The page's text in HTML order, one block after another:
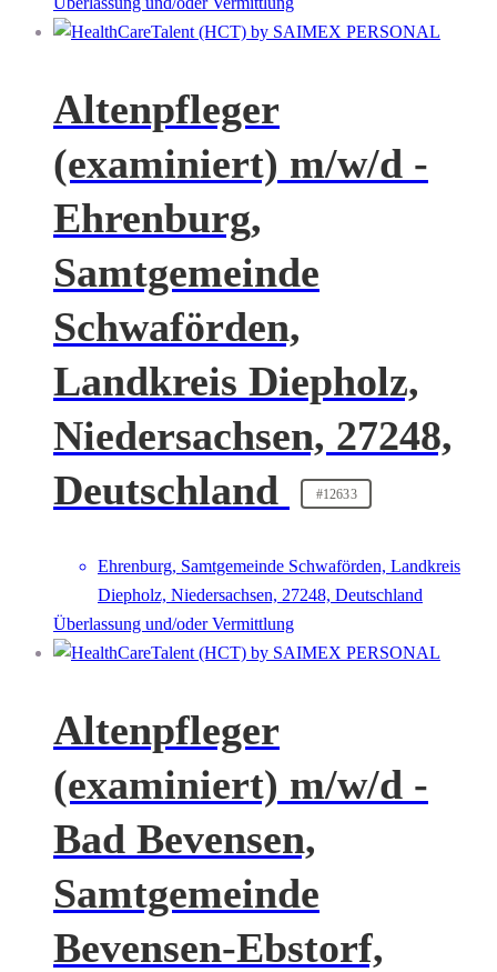
Altenpfleger
(examiniert) m/w/d -
Ehrenburg,
Samtgemeinde
Schwaförden,
Landkreis Diepholz,
Niedersachsen, 27248,
Deutschland
#12633
Ehrenburg, Samtgemeinde Schwaförden, Landkreis
Diepholz, Niedersachsen, 27248, Deutschland
Überlassung und/oder Vermittlung
Altenpfleger
(examiniert) m/w/d -
Bad Bevensen,
Samtgemeinde
Bevensen-Ebstorf,